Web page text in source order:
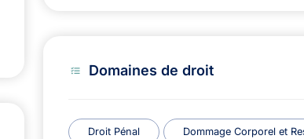
Domaines de droit
Droit Pénal Dommage Corporel et